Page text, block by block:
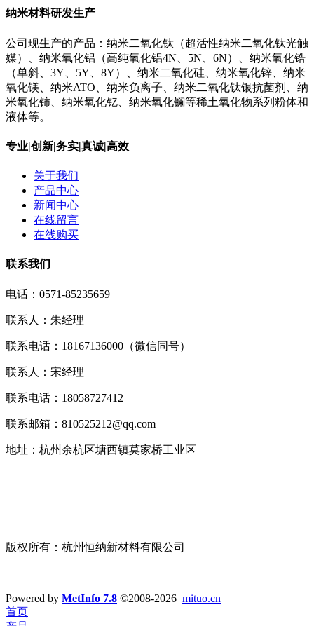
纳米材料研发生产
公司现生产的产品：纳米二氧化钛（超活性纳米二氧化钛光触
媒）、纳米氧化铝（高纯氧化铝4N、5N、6N）、纳米氧化锆
（单斜、3Y、5Y、8Y）、纳米二氧化硅、纳米氧化锌、纳米
氧化镁、纳米ATO、纳米负离子、纳米二氧化钛银抗菌剂、纳
米氧化铈、纳米氧化钇、纳米氧化镧等稀土氧化物系列粉体和
液体等。
专业|创新|务实|真诚|高效
关于我们
产品中心
新闻中心
在线留言
在线购买
联系我们
电话：0571-85235659
联系人：朱经理
联系电话：18167136000（微信同号）
联系人：宋经理
联系电话：18058727412
联系邮箱：810525212@qq.com
地址：杭州余杭区塘西镇莫家桥工业区
版权所有：杭州恒纳新材料有限公司
Powered by MetInfo 7.8 ©2008-2026 mituo.cn
首页